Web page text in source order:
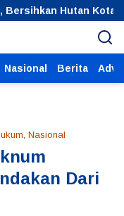
Hutan Kota
Nasional Berita
, Nasional
Dari